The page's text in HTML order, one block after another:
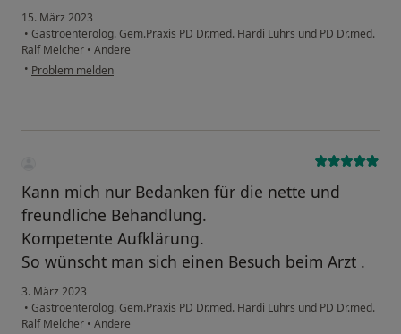
15. März 2023
• Gastroenterolog. Gem.Praxis PD Dr.med. Hardi Lührs und PD Dr.med.
Ralf Melcher • Andere
• Problem melden
Kann mich nur Bedanken für die nette und
freundliche Behandlung.
Kompetente Aufklärung.
So wünscht man sich einen Besuch beim Arzt .
3. März 2023
• Gastroenterolog. Gem.Praxis PD Dr.med. Hardi Lührs und PD Dr.med.
Ralf Melcher • Andere